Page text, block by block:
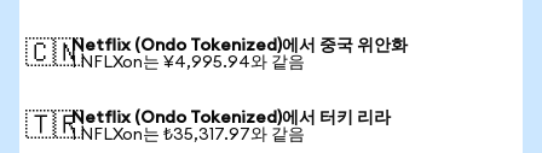
🇨🇳Netflix (Ondo Tokenized)에서 중국 위안화
1 NFLXon는 ¥4,995.94와 같음
🇹🇷Netflix (Ondo Tokenized)에서 터키 리라
1 NFLXon는 ₺35,317.97와 같음